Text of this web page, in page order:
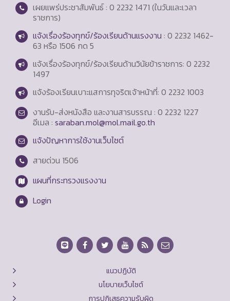
เผยแพร่ประชาสัมพันธ์ : 0 2232 1471 (ในวันและเวลา
ราชการ)
แจ้งเรื่องร้องทุกข์/ร้องเรียนด้านแรงงาน : 0 2232 1462-
63 หรือ 1506 กด 5
แจ้งเรื่องร้องทุกข์/ร้องเรียนด้านวินัยข้าราชการ: 0 2232
1497
แจ้งร้องเรียนเบาะแสการทุจริตเจ้าหน้าที่: 0 2232 1003
งานรับ-ส่งหนังสือ และงานสารบรรณ : 0 2232 1227
อีเมล : saraban.mol@mol.mail.go.th
แจ้งปัญหาการใช้งานเว็บไซต์
สายด่วน 1506
แผนที่กระทรวงแรงงาน
Login
แนวปฏิบัติ
นโยบายเว็บไซต์
การปฏิเสธความรับผิด